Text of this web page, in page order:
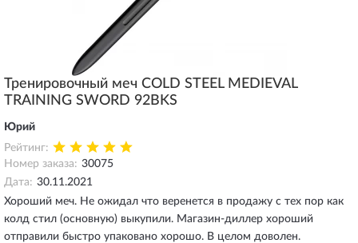
Тренировочный меч COLD STEEL MEDIEVAL
TRAINING SWORD 92BKS
Юрий
Рейтинг:
Номер заказа: 30075
Дата: 30.11.2021
Хороший меч. Не ожидал что веренется в продажу с тех пор как
колд стил (основную) выкупили. Магазин-диллер хороший
отправили быстро упаковано хорошо. В целом доволен.